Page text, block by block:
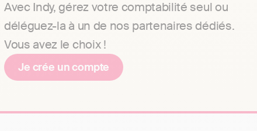
Avec Indy, gérez votre comptabilité seul ou
déléguez-la à un de nos partenaires dédiés.
Vous avez le choix !
Je crée un compte